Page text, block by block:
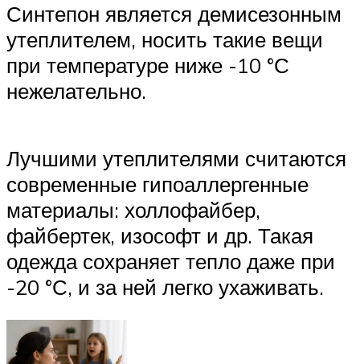
Синтепон является демисезонным
утеплителем, носить такие вещи
при температуре ниже -10 °С
нежелательно.
Лучшими утеплителями считаются
современные гипоаллергенные
материалы: холлофайбер,
файбертек, изософт и др. Такая
одежда сохраняет тепло даже при
-20 °С, и за ней легко ухаживать.